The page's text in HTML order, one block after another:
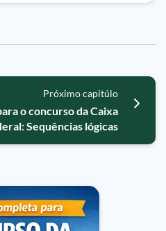
Próximo capitúlo
o concurso da Caixa
Sequências lógicas